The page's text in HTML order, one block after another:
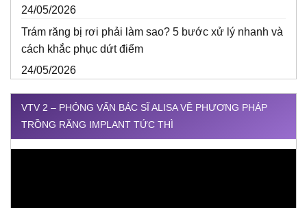
24/05/2026
Trám răng bị rơi phải làm sao? 5 bước xử lý nhanh và
cách khắc phục dứt điểm
24/05/2026
VTV 2 – PHỎNG VẤN BÁC SĨ ALISA VỀ PHƯƠNG PHÁP
TRỒNG RĂNG IMPLANT TỨC THÌ